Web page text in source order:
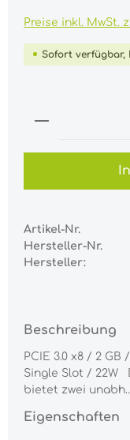
Preise inkl. MwSt.
Sofort verfügbar,
Artikel-Nr.
Hersteller-Nr.
Hersteller:
Beschreibung
PCIE 3.0 x8 / 2 GB
Single Slot / 22W
bietet zwei
Eigenschaften